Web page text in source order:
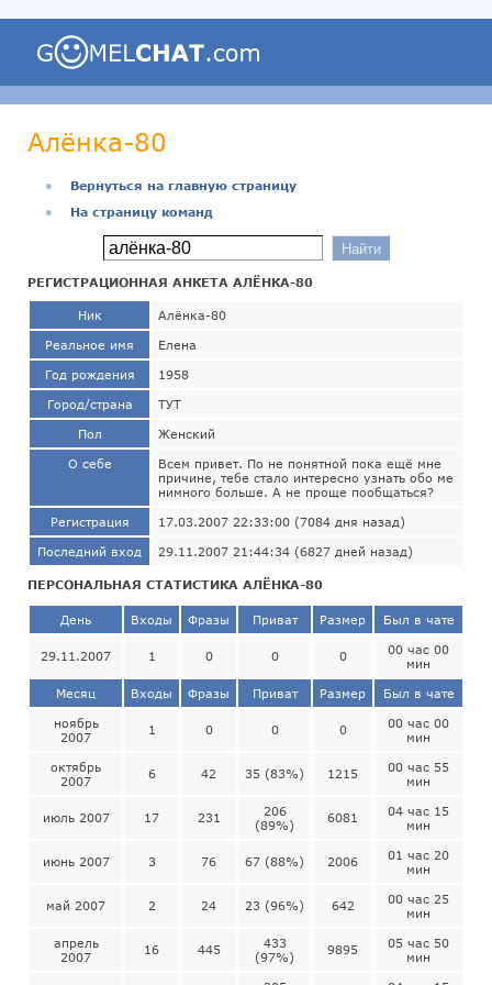
Алёнка-80
●
Вернуться на главную страницу
●
На страницу команд
РЕГИСТРАЦИОННАЯ АНКЕТА АЛЁНКА-80
Ник Алёнка-80
Реальное имя Елена
Год рождения 1958
Город/страна ТУТ
Пол Женский
О себе
Всем привет. По не понятной пока ещё мне
причине, тебе стало интересно узнать обо ме
нимного больше. А не проще пообщаться?
Регистрация 17.03.2007 22:33:00 (7084 дня назад)
Последний вход 29.11.2007 21:44:34 (6827 дней назад)
ПЕРСОНАЛЬНАЯ СТАТИСТИКА АЛЁНКА-80
День Входы Фразы Приват Размер Был в чате
29.11.2007 1 0 0 0
00 час 00
мин
Месяц Входы Фразы Приват Размер Был в чате
ноябрь
2007
1 0 0 0
00 час 00
мин
октябрь
2007
6 42 35 (83%) 1215
00 час 55
мин
июль 2007 17 231
206
(89%)
6081
04 час 15
мин
июнь 2007 3 76 67 (88%) 2006
01 час 20
мин
май 2007 2 24 23 (96%) 642
00 час 25
мин
апрель
2007
16 445
433
(97%)
9895
05 час 50
мин